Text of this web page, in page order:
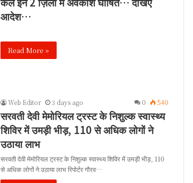
आदेश…
Read More »
Web Editor 3 days ago 0 540
सरवती देवी मेमोरियल ट्रस्ट के निशुल्क स्वास्थ्य
शिविर में उमड़ी भीड़, 110 से अधिक लोगों ने
उठाया लाभ
सरवती देवी मेमोरियल ट्रस्ट के निशुल्क स्वास्थ्य शिविर में उमड़ी भीड़, 110
से अधिक लोगों ने उठाया लाभ रिपोर्टर गौरव…